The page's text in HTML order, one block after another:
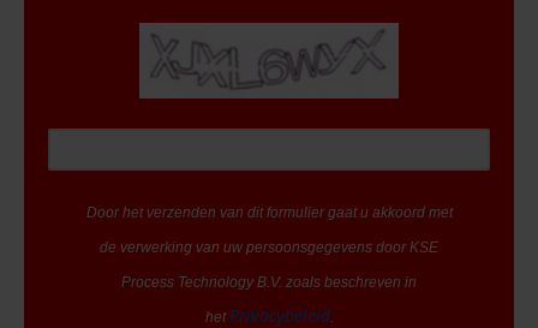
Door het verzenden van dit formulier gaat u akkoord met
de verwerking van uw persoonsgegevens door KSE
Process Technology B.V. zoals beschreven in
het Privacybeleid.